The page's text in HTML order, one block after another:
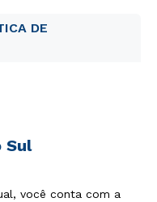
DE
Sul
você conta com a